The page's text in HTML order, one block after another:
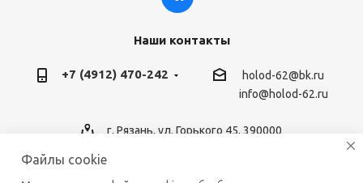
Наши контакты
+7 (4912) 470-242
holod-62@bk.ru
info@holod-62.ru
г. Рязань, ул. Горького 45, 390000
Файлы cookie